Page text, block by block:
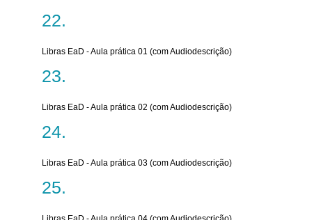
Libras EaD - Aula prática 01 (com Audiodescrição)
Libras EaD - Aula prática 02 (com Audiodescrição)
Libras EaD - Aula prática 03 (com Audiodescrição)